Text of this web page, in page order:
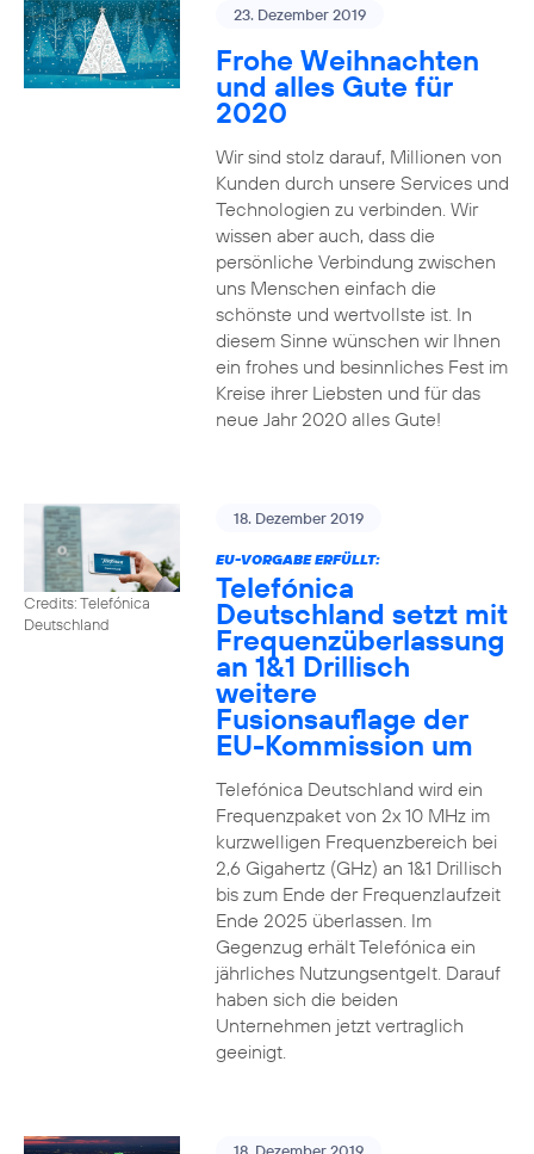
23. Dezember 2019
Frohe Weihnachten
und alles Gute für
2020
Wir sind stolz darauf, Millionen von
Kunden durch unsere Services und
Technologien zu verbinden. Wir
wissen aber auch, dass die
persönliche Verbindung zwischen
uns Menschen einfach die
schönste und wertvollste ist. In
diesem Sinne wünschen wir Ihnen
ein frohes und besinnliches Fest im
Kreise ihrer Liebsten und für das
neue Jahr 2020 alles Gute!
Credits: Telefónica
Deutschland
18. Dezember 2019
EU-VORGABE ERFÜLLT:
Telefónica
Deutschland setzt mit
Frequenzüberlassung
an 1&1 Drillisch
weitere
Fusionsauflage der
EU-Kommission um
Telefónica Deutschland wird ein
Frequenzpaket von 2x 10 MHz im
kurzwelligen Frequenzbereich bei
2,6 Gigahertz (GHz) an 1&1 Drillisch
bis zum Ende der Frequenzlaufzeit
Ende 2025 überlassen. Im
Gegenzug erhält Telefónica ein
jährliches Nutzungsentgelt. Darauf
haben sich die beiden
Unternehmen jetzt vertraglich
geeinigt.